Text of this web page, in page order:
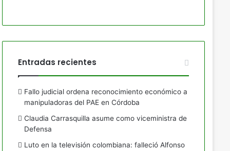
Entradas recientes
Fallo judicial ordena reconocimiento económico a
manipuladoras del PAE en Córdoba
Claudia Carrasquilla asume como viceministra de
Defensa
Luto en la televisión colombiana: falleció Alfonso